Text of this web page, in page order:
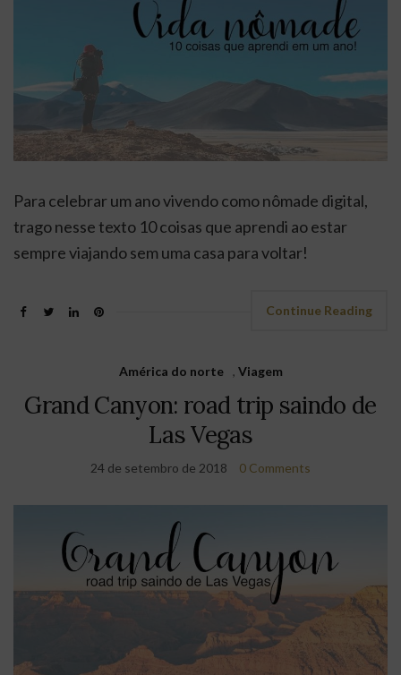
Para celebrar um ano vivendo como nômade digital,
trago nesse texto 10 coisas que aprendi ao estar
sempre viajando sem uma casa para voltar!
Continue Reading
América do norte , Viagem
Grand Canyon: road trip saindo de
Las Vegas
24 de setembro de 2018 0 Comments